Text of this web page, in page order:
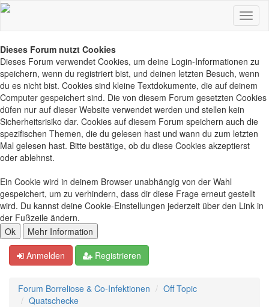
Dieses Forum nutzt Cookies
Dieses Forum verwendet Cookies, um deine Login-Informationen zu
speichern, wenn du registriert bist, und deinen letzten Besuch, wenn
du es nicht bist. Cookies sind kleine Textdokumente, die auf deinem
Computer gespeichert sind. Die von diesem Forum gesetzten Cookies
düfen nur auf dieser Website verwendet werden und stellen kein
Sicherheitsrisiko dar. Cookies auf diesem Forum speichern auch die
spezifischen Themen, die du gelesen hast und wann du zum letzten
Mal gelesen hast. Bitte bestätige, ob du diese Cookies akzeptierst
oder ablehnst.
Ein Cookie wird in deinem Browser unabhängig von der Wahl
gespeichert, um zu verhindern, dass dir diese Frage erneut gestellt
wird. Du kannst deine Cookie-Einstellungen jederzeit über den Link in
der Fußzeile ändern.
Anmelden Registrieren
Forum Borreliose & Co-Infektionen
Off Topic
Quatschecke